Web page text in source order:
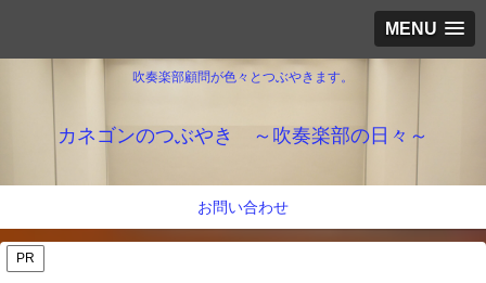
MENU
吹奏楽部顧問が色々とつぶやきます。
カネゴンのつぶやき ～吹奏楽部の日々～
お問い合わせ
PR